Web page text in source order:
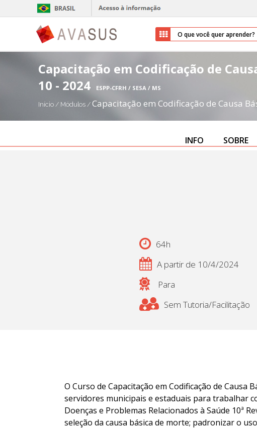
Capacitação em Codificação de
10 - 2024
ESPP-CFRH / SESA / MS
Início / Módulos/ Capacitação em Codificação de Causa
INFO SOBRE
64h
A partir de 10/4/2024
Para
Sem Tutoria/Facilitação
O Curso de Capacitação em Codificação de Causa
servidores municipais e estaduais para trabalhar
Doenças e Problemas Relacionados à Saúde 10ª
seleção da causa básica de morte; padronizar o